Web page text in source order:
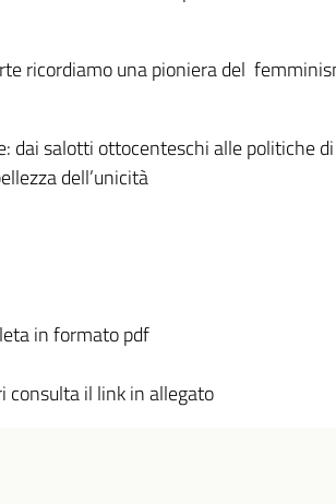
ricordiamo una pioniera del
dai salotti ottocenteschi alle politiche
dell’unicità
in formato pdf
consulta il link in allegato